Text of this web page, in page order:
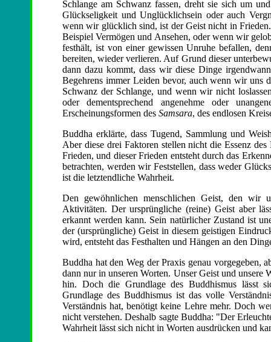
Schlange am Schwanz fassen, dreht sie sich um
Glückseligkeit und Unglücklichsein oder auch
wenn wir glücklich sind, ist der Geist nicht in
Beispiel Vermögen und Ansehen, oder wenn wir
festhält, ist von einer gewissen Unruhe befallen,
bereiten, wieder verlieren. Auf Grund dieser
dann dazu kommt, dass wir diese Dinge
Begehrens immer Leiden bevor, auch wenn wir uns
Schwanz der Schlange, und wenn wir nicht
oder dementsprechend angenehme oder
Erscheinungsformen des Samsara, des endlosen
Buddha erklärte, dass Tugend, Sammlung und
Aber diese drei Faktoren stellen nicht die Essenz
Frieden, und dieser Frieden entsteht durch das
betrachten, werden wir Feststellen, dass weder
ist die letztendliche Wahrheit.
Den gewöhnlichen menschlichen Geist, den wir
Aktivitäten. Der ursprüngliche (reine) Geist aber
erkannt werden kann. Sein natürlicher Zustand ist
der (ursprüngliche) Geist in diesem geistigen
wird, entsteht das Festhalten und Hängen an den
Buddha hat den Weg der Praxis genau vorgegeben,
dann nur in unseren Worten. Unser Geist und unsere
hin. Doch die Grundlage des Buddhismus lässt
Grundlage des Buddhismus ist das volle
Verständnis hat, benötigt keine Lehre mehr. Doch
nicht verstehen. Deshalb sagte Buddha: "Der
Wahrheit lässt sich nicht in Worten ausdrücken und